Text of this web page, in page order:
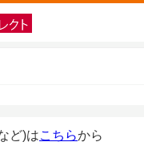
ど)はこちらから